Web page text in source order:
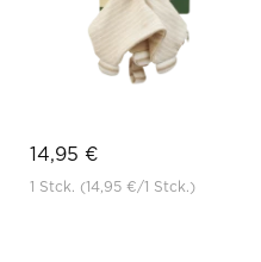
14,95 €
1 Stck. (14,95 €/1 Stck.)